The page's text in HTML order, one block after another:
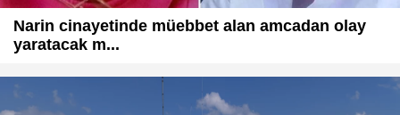
Narin cinayetinde müebbet alan amcadan olay
yaratacak m...